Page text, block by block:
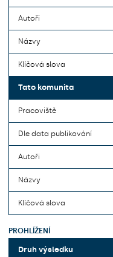
Autoři
Názvy
Klíčová slova
Tato komunita
Pracoviště
Dle data publikování
Autoři
Názvy
Klíčová slova
PROHLÍŽENÍ
Druh výsledku